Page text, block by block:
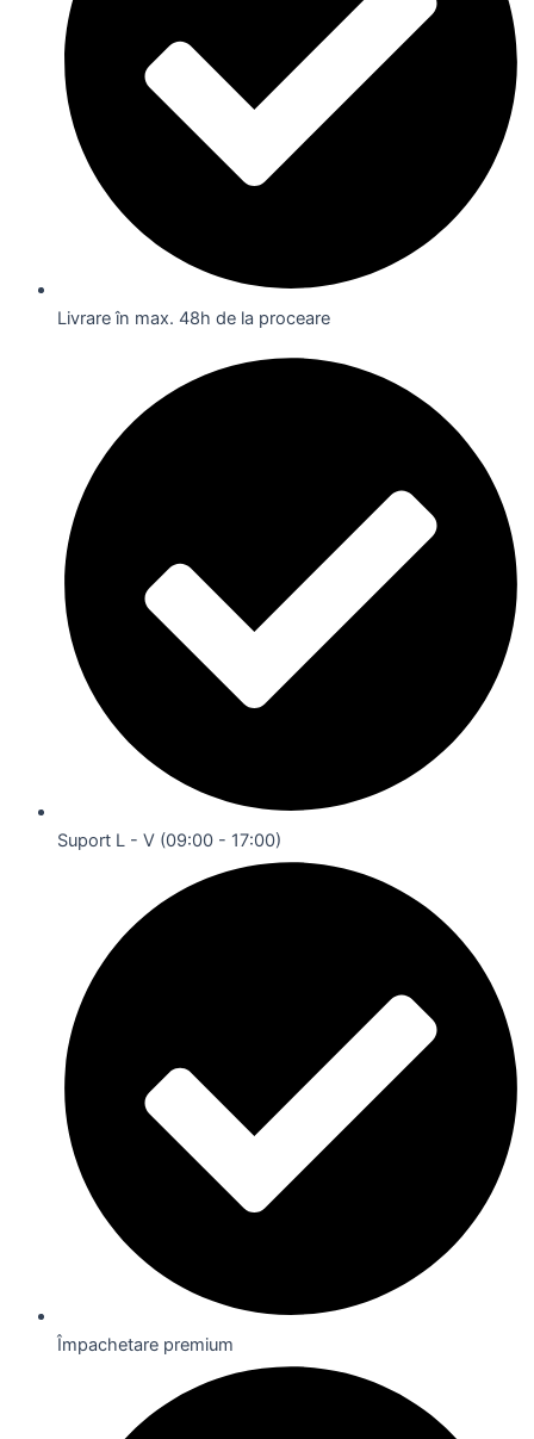
Livrare în max. 48h de la proceare
Suport L - V (09:00 - 17:00)
Împachetare premium